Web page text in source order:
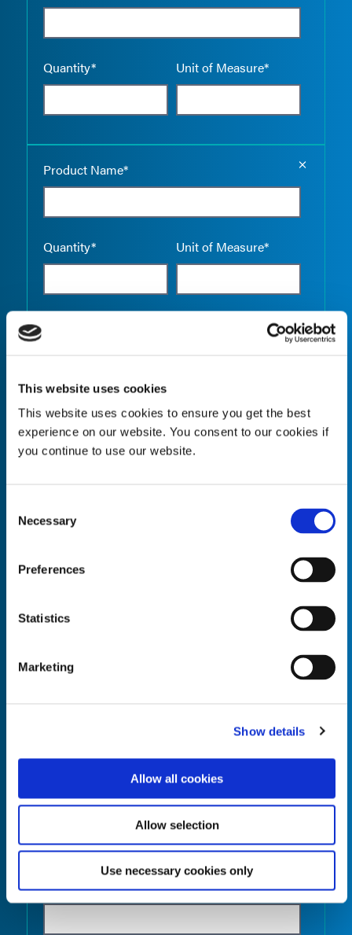
This website uses cookies
This website uses cookies to ensure you get the best
experience on our website. You consent to our cookies if
you continue to use our website.
Selection
Necessary
Preferences
Statistics
Marketing
Show details
Allow all cookies
Allow selection
Use necessary cookies only
Quantity* Unit of Measure*
Product Name*
Quantity* Unit of Measure*
Quantity* Unit of Measure*
Empty
Product Name* Empty
Unit of Measure*
Product Name*